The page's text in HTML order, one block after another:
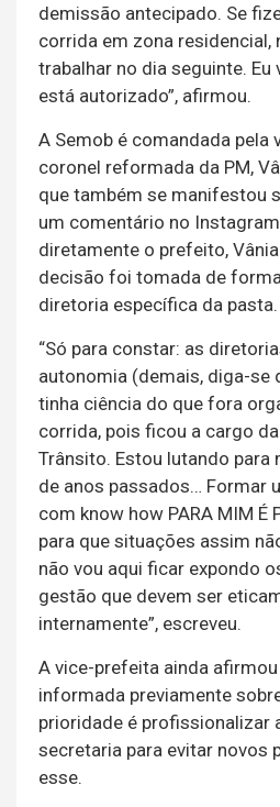
demissão antecipado. Se
corrida em zona residencial,
trabalhar no dia seguinte. Eu
está autorizado”, afirmou.
A Semob é comandada pela
coronel reformada da PM,
que também se manifestou
um comentário no
diretamente o prefeito,
decisão foi tomada de
diretoria específica da pasta.
“Só para constar: as
autonomia (demais, diga-se
tinha ciência do que fora
corrida, pois ficou a cargo
Trânsito. Estou lutando para
de anos passados… Formar
com know how PARA MIM É
para que situações assim
não vou aqui ficar expondo
gestão que devem ser
internamente”, escreveu.
A vice-prefeita ainda
informada previamente
prioridade é profissionalizar
secretaria para evitar novos
esse.